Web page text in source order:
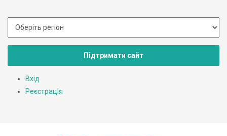
Підтримати сайт
Вхід
Реєстрація